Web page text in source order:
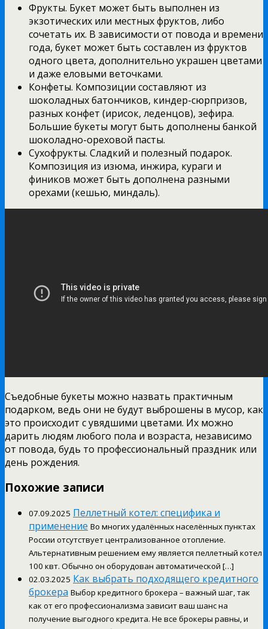
Фрукты. Букет может быть выполнен из
экзотических или местных фруктов, либо
сочетать их. В зависимости от повода и времени
года, букет может быть составлен из фруктов
одного цвета, дополнительно украшен цветами
и даже еловыми веточками.
Конфеты. Композиции составляют из
шоколадных батончиков, киндер-сюрпризов,
разных конфет (ирисок, леденцов), зефира.
Большие букеты могут быть дополнены банкой
шоколадно-ореховой пасты.
Сухофрукты. Сладкий и полезный подарок.
Композиция из изюма, инжира, кураги и
фиников может быть дополнена разными
орехами (кешью, миндаль).
Съедобные букеты можно назвать практичным
подарком, ведь они не будут выброшены в мусор, как
это происходит с увядшими цветами. Их можно
дарить людям любого пола и возраста, независимо
от повода, будь то профессиональный праздник или
день рождения.
Похожие записи
07.09.2025 Пеллетный котел: специфика и
применение Во многих удалённых населённых пунктах
России отсутствует централизованное отопление.
Альтернативным решением ему является пеллетный котел
100 квт. Обычно он оборудован автоматической […]
02.03.2025 Как выбрать подходящего кредитного
брокера Выбор кредитного брокера – важный шаг, так
как от его профессионализма зависит ваш шанс на
получение выгодного кредита. Не все брокеры равны, и